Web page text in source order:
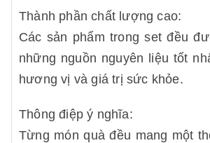
Thành phần chất lượng cao:
Các sản phẩm trong set đều
những nguồn nguyên liệu tốt
hương vị và giá trị sức khỏe.
Thông điệp ý nghĩa:
Từng món quà đều mang một